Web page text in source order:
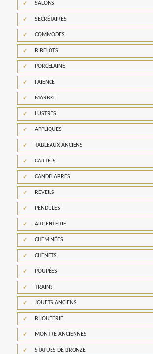
SALONS
SECRÉTAIRES
COMMODES
BIBELOTS
PORCELAINE
FAÏENCE
MARBRE
LUSTRES
APPLIQUES
TABLEAUX ANCIENS
CARTELS
CANDELABRES
REVEILS
PENDULES
ARGENTERIE
CHEMINÉES
CHENETS
POUPÉES
TRAINS
JOUETS ANCIENS
BIJOUTERIE
MONTRE ANCIENNES
STATUES DE BRONZE